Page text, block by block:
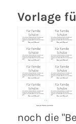
Vorlage
noch die